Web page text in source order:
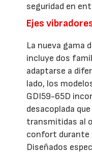
seguridad en
Ejes
La nueva gama
incluye dos
adaptarse a
lado, los
GDI59-65D
desacoplada
transmitidas al
confort durante
Diseñados